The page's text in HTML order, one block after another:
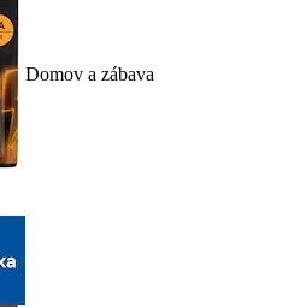
Domov a zábava